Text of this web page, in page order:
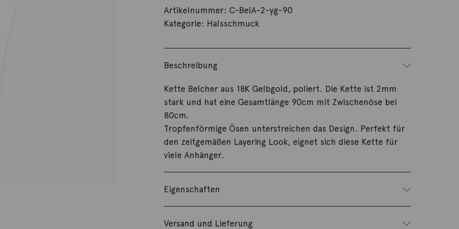
Artikelnummer:C-BelA-2-yg-90
Kategorie: Halsschmuck
Beschreibung
Kette Belcher aus 18K Gelbgold, poliert. Die Kette ist 2mm
stark und hat eine Gesamtlänge 90cm mit Zwischenöse bei
80cm.
Tropfenförmige Ösen unterstreichen das Design. Perfekt für
den zeitgemäßen Layering Look, eignet sich diese Kette für
viele Anhänger.
Eigenschaften
Versand und Lieferung